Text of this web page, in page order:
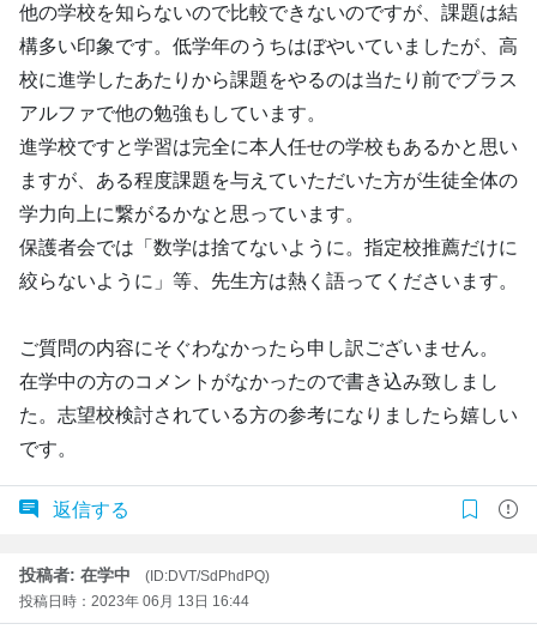
他の学校を知らないので比較できないのですが、課題は結
構多い印象です。低学年のうちはぼやいていましたが、高
校に進学したあたりから課題をやるのは当たり前でプラス
アルファで他の勉強もしています。
進学校ですと学習は完全に本人任せの学校もあるかと思い
ますが、ある程度課題を与えていただいた方が生徒全体の
学力向上に繋がるかなと思っています。
保護者会では「数学は捨てないように。指定校推薦だけに
絞らないように」等、先生方は熱く語ってくださいます。
ご質問の内容にそぐわなかったら申し訳ございません。
在学中の方のコメントがなかったので書き込み致しまし
た。志望校検討されている方の参考になりましたら嬉しい
です。
返信する
投稿者: 在学中
(ID:DVT/SdPhdPQ)
投稿日時：2023年 06月 13日 16:44